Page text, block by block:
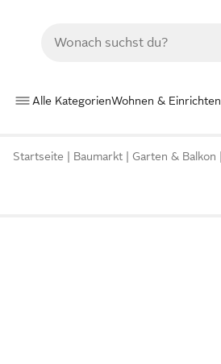
Alle KategorienWohnen & Einrichten
Startseite Baumarkt Garten & Balkon